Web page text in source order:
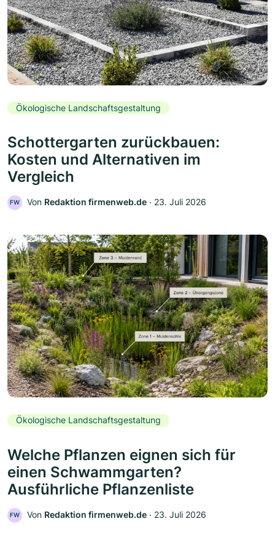
Ökologische Landschaftsgestaltung
Schottergarten zurückbauen:
Kosten und Alternativen im
Vergleich
FW Von Redaktion firmenweb.de ‧ 23. Juli 2026
Ökologische Landschaftsgestaltung
Welche Pflanzen eignen sich für
einen Schwammgarten?
Ausführliche Pflanzenliste
FW Von Redaktion firmenweb.de ‧ 23. Juli 2026